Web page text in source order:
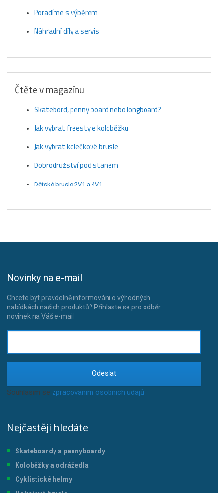
Poradíme s výběrem
Náhradní díly a servis
Čtěte v magazínu
Skatebord, penny board nebo longboard?
Jak vybrat freestyle koloběžku
Jak vybrat kolečkové brusle
Dobrodružství pod stanem
Dětské brusle 2V1 a 4V1
Novinky na e-mail
Chcete být pravdelně informováni o výhodných
nabídkách našich produktů? Přihlaste se pro odběr
novinek na Váš e-mail
Odeslat
Souhlasím se zpracováním osobních údajů
Nejčastěji hledáte
Skateboardy a pennyboardy
Koloběžky a odrážedla
Cyklistické helmy